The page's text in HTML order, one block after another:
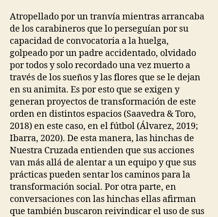
Atropellado por un tranvía mientras arrancaba
de los carabineros que lo perseguían por su
capacidad de convocatoria a la huelga,
golpeado por un padre accidentado, olvidado
por todos y solo recordado una vez muerto a
través de los sueños y las flores que se le dejan
en su animita. Es por esto que se exigen y
generan proyectos de transformación de este
orden en distintos espacios (Saavedra & Toro,
2018) en este caso, en el fútbol (Álvarez, 2019;
Ibarra, 2020). De esta manera, las hinchas de
Nuestra Cruzada entienden que sus acciones
van más allá de alentar a un equipo y que sus
prácticas pueden sentar los caminos para la
transformación social. Por otra parte, en
conversaciones con las hinchas ellas afirman
que también buscaron reivindicar el uso de sus